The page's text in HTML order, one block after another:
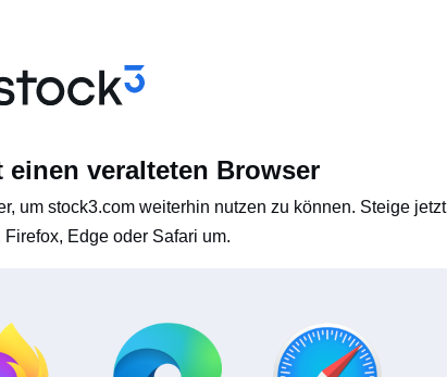
einen veralteten Browser
um stock3.com weiterhin nutzen zu können. Steige jetzt
Firefox, Edge oder Safari um.